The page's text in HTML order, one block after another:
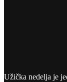
Užička nedelja je